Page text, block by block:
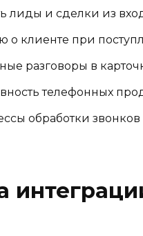
лиды и сделки из
клиенте при
разговоры в
телефонных
обработки звонков